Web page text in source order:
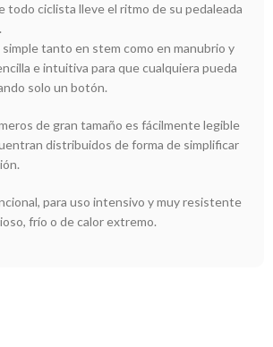
todo ciclista lleve el ritmo de su pedaleada
tanto en stem como en manubrio y
e intuitiva para que cualquiera pueda
solo un botón.
de gran tamaño es fácilmente legible
distribuidos de forma de simplificar
para uso intensivo y muy resistente
frío o de calor extremo.